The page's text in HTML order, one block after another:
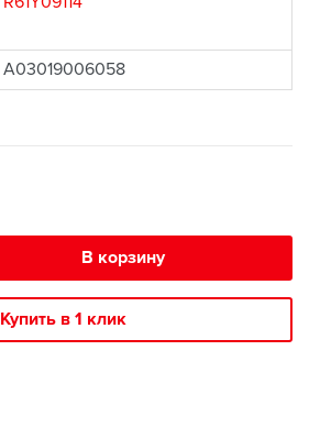
A03019006058
В корзину
Купить в 1 клик